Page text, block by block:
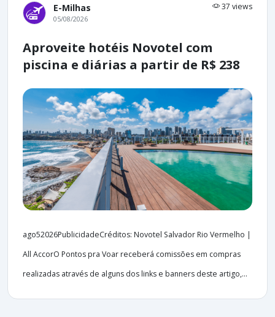
E-Milhas 37 views
05/08/2026
Aproveite hotéis Novotel com
piscina e diárias a partir de R$ 238
ago52026PublicidadeCréditos: Novotel Salvador Rio Vermelho |
All AccorO Pontos pra Voar receberá comissões em compras
realizadas através de alguns dos links e banners deste artigo,...